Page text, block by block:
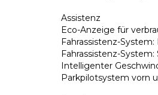
Assistenz
Eco-Anzeige für
Fahrassistenz-
Fahrassistenz-
Intelligenter
Parkpilotsystem vorn